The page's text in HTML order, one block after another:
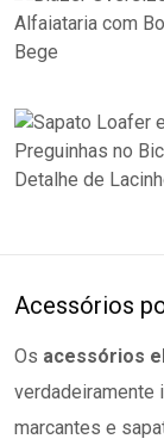
Acessórios
Os acessórios
verdadeiramente
marcantes e